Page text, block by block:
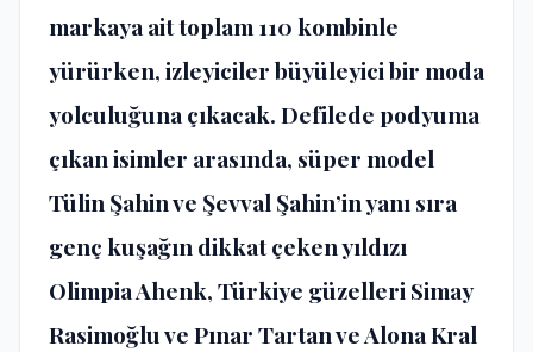
markaya ait toplam 110 kombinle
yürürken, izleyiciler büyüleyici bir moda
yolculuğuna çıkacak. Defilede podyuma
çıkan isimler arasında, süper model
Tülin Şahin ve Şevval Şahin’in yanı sıra
genç kuşağın dikkat çeken yıldızı
Olimpia Ahenk, Türkiye güzelleri Simay
Rasimoğlu ve Pınar Tartan ve Alona Kral